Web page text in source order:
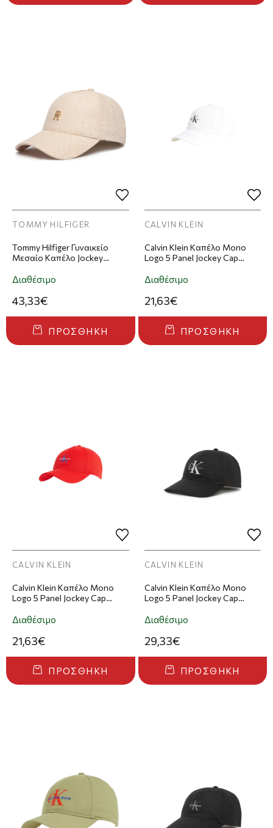
TOMMY HILFIGER
Tommy Hilfiger Γυναικείο
Μεσαίο Καπέλο Jockey
Διαθέσιμο
43,33€
ΠΡΟΣΘΉΚΗ
CALVIN KLEIN
Calvin Klein Καπέλο Mono
Logo 5 Panel Jockey Cap
Διαθέσιμο
21,63€
ΠΡΟΣΘΉΚΗ
CALVIN KLEIN
Calvin Klein Καπέλο Mono
Logo 5 Panel Jockey Cap
Διαθέσιμο
21,63€
ΠΡΟΣΘΉΚΗ
CALVIN KLEIN
Calvin Klein Καπέλο Mono
Logo 5 Panel Jockey Cap
Διαθέσιμο
29,33€
ΠΡΟΣΘΉΚΗ